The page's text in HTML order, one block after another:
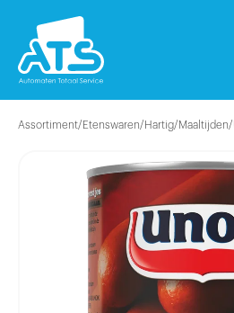
Assortiment/Etenswaren/Hartig/Maaltijden/